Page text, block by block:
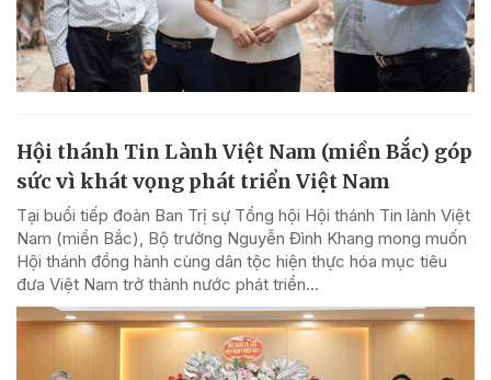
Hội thánh Tin Lành Việt Nam (miền Bắc) góp
sức vì khát vọng phát triển Việt Nam
Tại buổi tiếp đoàn Ban Trị sự Tổng hội Hội thánh Tin lành Việt
Nam (miền Bắc), Bộ trưởng Nguyễn Đình Khang mong muốn
Hội thánh đồng hành cùng dân tộc hiện thực hóa mục tiêu
đưa Việt Nam trở thành nước phát triển...